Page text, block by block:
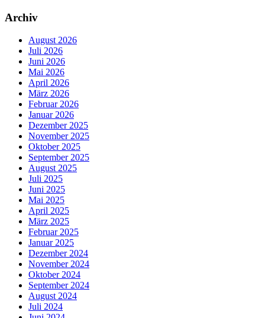
Archiv
August 2026
Juli 2026
Juni 2026
Mai 2026
April 2026
März 2026
Februar 2026
Januar 2026
Dezember 2025
November 2025
Oktober 2025
September 2025
August 2025
Juli 2025
Juni 2025
Mai 2025
April 2025
März 2025
Februar 2025
Januar 2025
Dezember 2024
November 2024
Oktober 2024
September 2024
August 2024
Juli 2024